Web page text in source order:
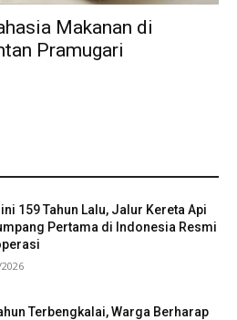
Makanan di
Pramugari
159 Tahun Lalu, Jalur Kereta Api
Pertama di Indonesia Resmi
Terbengkalai, Warga Berharap